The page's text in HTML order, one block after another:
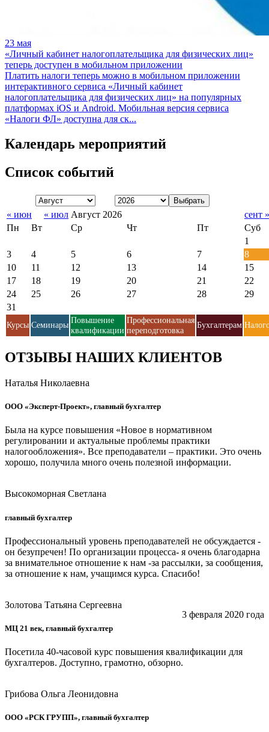
23 мая
«Личный кабинет налогоплательщика для физических лиц»
теперь доступен в мобильном приложении
Платить налоги теперь можно в мобильном приложении
интерактивного сервиса «Личный кабинет
налогоплательщика для физических лиц» на популярных
платформах iOS и Android. Мобильная версия сервиса
«Налоги ФЛ» доступна для ск...
Календарь мероприятий
Список событий
« июн
« июл Август 2026
сент »
Пн
Вт Ср Чт Пт
Суб
1
3
4 5 6 7
8
10
11 12 13 14
15
17
18 19 20 21
22
24
25 26 27 28
29
31
Курсы Семинары Повышение
квалификации
Профессиональная
переподготовка
Бухгалтерам
ОТЗЫВЫ НАШИХ КЛИЕНТОВ
Наталья Николаевна
ООО «Эксперт-Проект», главный бухгалтер
Была на курсе повышения «Новое в нормативном
регулировании и актуальные проблемы практики
налогообложения». Все преподаватели – практики. Это очень
хорошо, получила много очень полезной информации.
Высокоморная Светлана
главный бухгалтер
Профессиональный уровень преподавателей не обсуждается -
он безупречен! По организации процесса- я очень благодарна
за внимательное отношение к нам -за рассылки, за сообщения,
за отношение к нам, учащимся курса. Спасибо!
3 февраля 2020 года
Золотова Татьяна Сергеевна
МЦ 21 век, главный бухгалтер
Посетила 40-часовой курс повышения квалификации для
бухгалтеров. Доступно, грамотно, обзорно.
Грибова Ольга Леонидовна
ООО «РСК ГРУПП», главный бухгалтер